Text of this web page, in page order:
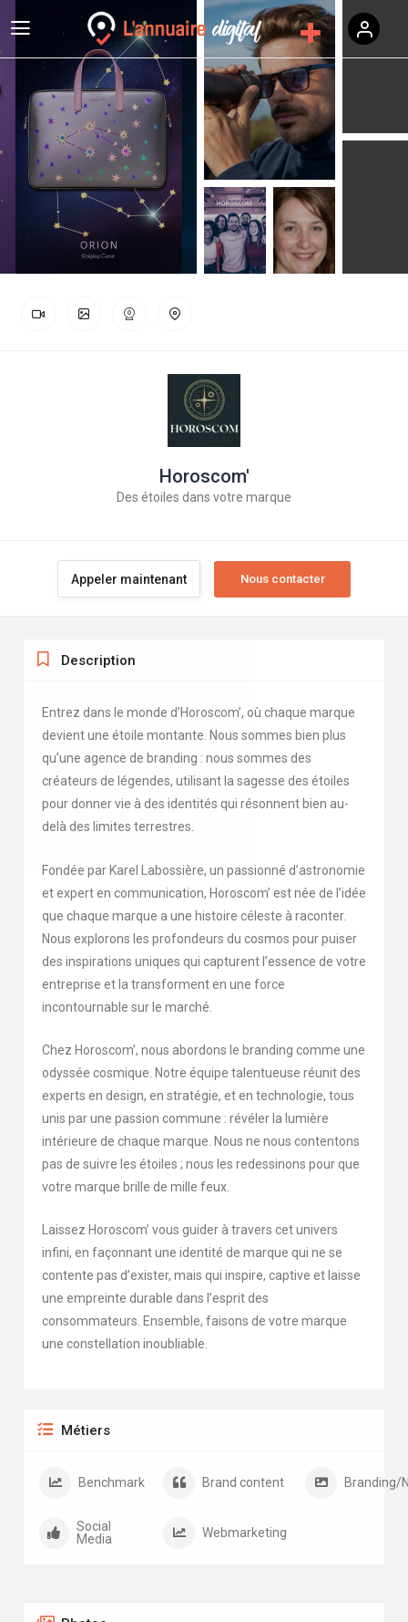
Horoscom'
Des étoiles dans votre marque
Appeler maintenant
Description
Entrez dans le monde d’Horoscom’, où chaque marque
devient une étoile montante. Nous sommes bien plus
qu’une agence de branding : nous sommes des
créateurs de légendes, utilisant la sagesse des étoiles
pour donner vie à des identités qui résonnent bien au-
delà des limites terrestres.
Fondée par Karel Labossière, un passionné d’astronomie
et expert en communication, Horoscom’ est née de l’idée
que chaque marque a une histoire céleste à raconter.
Nous explorons les profondeurs du cosmos pour puiser
des inspirations uniques qui capturent l’essence de votre
entreprise et la transforment en une force
incontournable sur le marché.
Chez Horoscom’, nous abordons le branding comme une
odyssée cosmique. Notre équipe talentueuse réunit des
experts en design, en stratégie, et en technologie, tous
unis par une passion commune : révéler la lumière
intérieure de chaque marque. Nous ne nous contentons
pas de suivre les étoiles ; nous les redessinons pour que
votre marque brille de mille feux.
Laissez Horoscom’ vous guider à travers cet univers
infini, en façonnant une identité de marque qui ne se
contente pas d’exister, mais qui inspire, captive et laisse
une empreinte durable dans l’esprit des
consommateurs. Ensemble, faisons de votre marque
une constellation inoubliable.
Métiers
Benchmark Brand content Branding/
Social
Media
Webmarketing